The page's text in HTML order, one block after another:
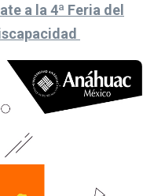
a la 4ª Feria del